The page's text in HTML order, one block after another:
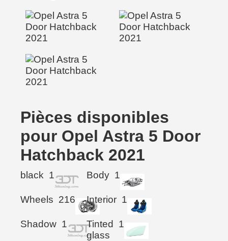
Pièces disponibles
pour Opel Astra 5 Door
Hatchback 2021
black 1 Body 1
Wheels 216 Interior 1
Shadow 1
Tinted
glass
1